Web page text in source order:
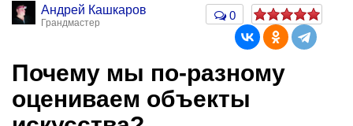
Андрей Кашкаров
Грандмастер
0
Почему мы по-разному
оцениваем объекты